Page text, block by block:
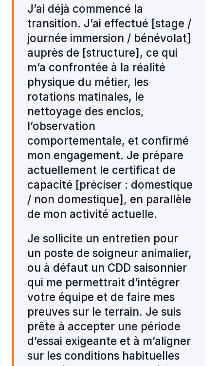
J’ai déjà commencé la
transition. J’ai effectué [stage /
journée immersion / bénévolat]
auprès de [structure], ce qui
m’a confrontée à la réalité
physique du métier, les
rotations matinales, le
nettoyage des enclos,
l’observation
comportementale, et confirmé
mon engagement. Je prépare
actuellement le certificat de
capacité [préciser : domestique
/ non domestique], en parallèle
de mon activité actuelle.
Je sollicite un entretien pour
un poste de soigneur animalier,
ou à défaut un CDD saisonnier
qui me permettrait d’intégrer
votre équipe et de faire mes
preuves sur le terrain. Je suis
prête à accepter une période
d’essai exigeante et à m’aligner
sur les conditions habituelles